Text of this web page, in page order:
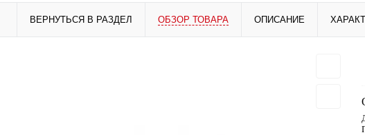
ВЕРНУТЬСЯ В РАЗДЕЛ ОБЗОР ТОВАРА ОПИСАНИЕ